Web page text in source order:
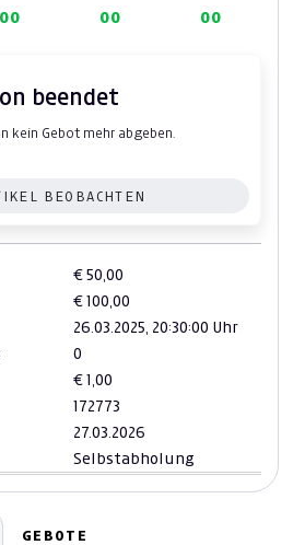
00 00 00
beendet
kein Gebot mehr abgeben.
BEOBACHTEN
€ 50,00
€ 100,00
26.03.2025, 20:30:00 Uhr
0
€ 1,00
172773
27.03.2026
Selbstabholung
GEBOTE